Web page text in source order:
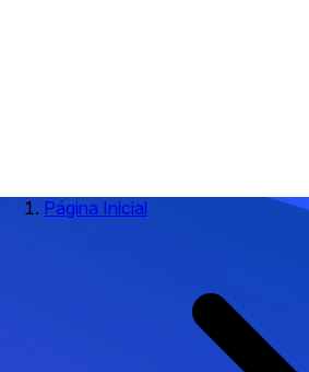
Página Inicial